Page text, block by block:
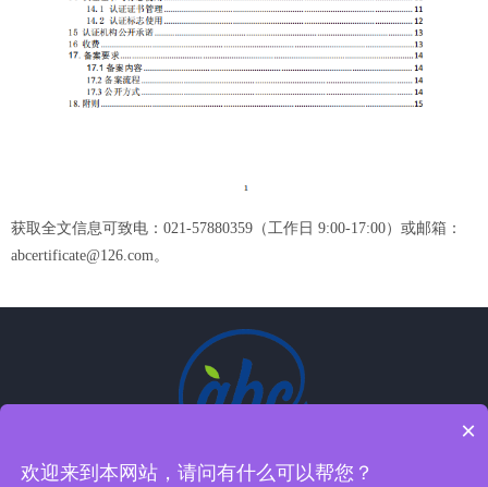
获取全文信息可致电：021-57880359 （工作日 9:00-17:00）或邮箱：
abcertificate@126.com。
关注微信公众账号
×
欢迎来到本网站，请问有什么可以帮您？